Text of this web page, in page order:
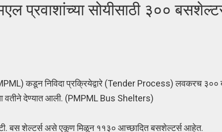
प्रवाशांच्या सोयीसाठी ३००
कडून निविदा प्रक्रियेद्वारे (Tender Process) लवकरच
वतीने देण्यात आली. (PMPML Bus Shelters)
बस शेल्टर्स असे एकूण मिळून ११३० आच्छादित बसशेल्टर्स आहेत.